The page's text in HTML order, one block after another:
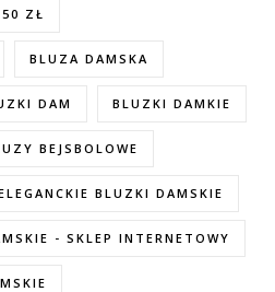
ZŁ
BLUZA DAMSKA
DAM BLUZKI DAMKIE
BEJSBOLOWE
BLUZKI DAMSKIE
- SKLEP INTERNETOWY